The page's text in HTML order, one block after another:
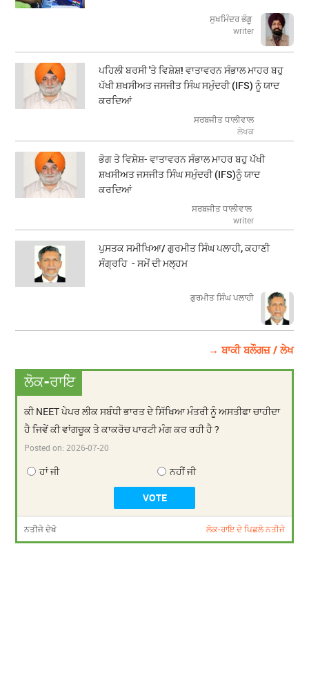
ਸੁਖਮਿੰਦਰ ਭੰਗੂ
writer
ਪਹਿਲੀ ਬਰਸੀ 'ਤੇ ਵਿਸ਼ੇਸ਼! ਵਾਤਾਵਰਨ ਸੰਭਾਲ ਮਾਹਰ ਬਹੁ
ਪੱਖੀ ਸ਼ਖਸੀਅਤ ਜਸਜੀਤ ਸਿੰਘ ਸਮੁੰਦਰੀ (IFS) ਨੂੰ ਯਾਦ
ਕਰਦਿਆਂ
ਸਰਬਜੀਤ ਧਾਲੀਵਾਲ
ਲੇਖਕ
ਭੋਗ ਤੇ ਵਿਸ਼ੇਸ਼- ਵਾਤਾਵਰਨ ਸੰਭਾਲ ਮਾਹਰ ਬਹੁ ਪੱਖੀ
ਸ਼ਖਸੀਅਤ ਜਸਜੀਤ ਸਿੰਘ ਸਮੁੰਦਰੀ (IFS)ਨੂੰ ਯਾਦ
ਕਰਦਿਆਂ
ਸਰਬਜੀਤ ਧਾਲੀਵਾਲ
writer
ਪੁਸਤਕ ਸਮੀਖਿਆ/ ਗੁਰਮੀਤ ਸਿੰਘ ਪਲਾਹੀ, ਕਹਾਣੀ
ਸੰਗ੍ਰਹਿ - ਸਮੇਂ ਦੀ ਮਲ੍ਹਮ
ਗੁਰਮੀਤ ਸਿੰਘ ਪਲਾਹੀ
→ ਬਾਕੀ ਬਲੌਗਜ਼ / ਲੇਖ
ਲੋਕ-ਰਾਇ
ਕੀ NEET ਪੇਪਰ ਲੀਕ ਸਬੰਧੀ ਭਾਰਤ ਦੇ ਸਿੱਖਿਆ ਮੰਤਰੀ ਨੂੰ ਅਸਤੀਫਾ ਚਾਹੀਦਾ
ਹੈ ਜਿਵੇਂ ਕੀ ਵਾਂਗਚੂਕ ਤੇ ਕਾਕਰੋਚ ਪਾਰਟੀ ਮੰਗ ਕਰ ਰਹੀ ਹੈ ?
Posted on:2026-07-20
ਹਾਂ ਜੀ ਨਹੀਂ ਜੀ
ਨਤੀਜੇ ਦੇਖੋ ਲੋਕ-ਰਾਇ ਦੇ ਪਿਛਲੇ ਨਤੀਜੇ